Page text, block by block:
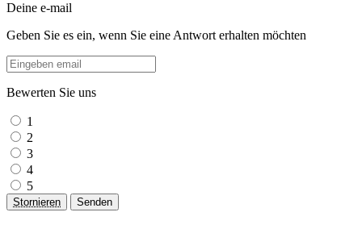
Deine e-mail
Geben Sie es ein, wenn Sie eine Antwort erhalten möchten
Bewerten Sie uns
1
2
3
4
5
Stornieren Senden